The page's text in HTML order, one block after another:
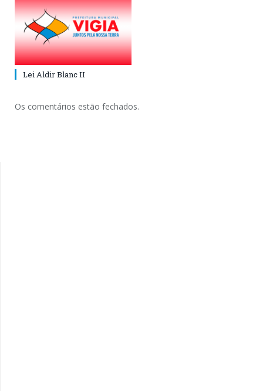
Lei Aldir Blanc II
Os comentários estão fechados.